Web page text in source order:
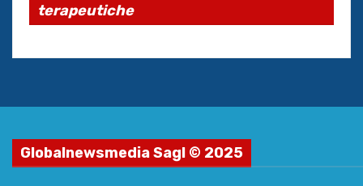
terapeutiche
Globalnewsmedia Sagl © 2025